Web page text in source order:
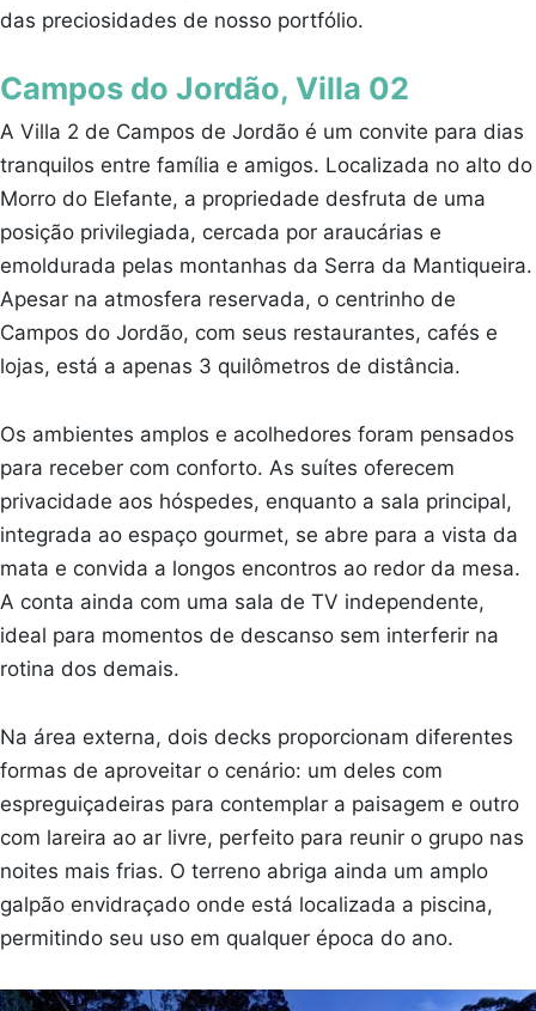
das preciosidades de nosso portfólio.
Campos do Jordão, Villa 02
A Villa 2 de Campos de Jordão é um convite para dias
tranquilos entre família e amigos. Localizada no alto do
Morro do Elefante, a propriedade desfruta de uma
posição privilegiada, cercada por araucárias e
emoldurada pelas montanhas da Serra da Mantiqueira.
Apesar na atmosfera reservada, o centrinho de
Campos do Jordão, com seus restaurantes, cafés e
lojas, está a apenas 3 quilômetros de distância.
Os ambientes amplos e acolhedores foram pensados
para receber com conforto. As suítes oferecem
privacidade aos hóspedes, enquanto a sala principal,
integrada ao espaço gourmet, se abre para a vista da
mata e convida a longos encontros ao redor da mesa.
A conta ainda com uma sala de TV independente,
ideal para momentos de descanso sem interferir na
rotina dos demais.
Na área externa, dois decks proporcionam diferentes
formas de aproveitar o cenário: um deles com
espreguiçadeiras para contemplar a paisagem e outro
com lareira ao ar livre, perfeito para reunir o grupo nas
noites mais frias. O terreno abriga ainda um amplo
galpão envidraçado onde está localizada a piscina,
permitindo seu uso em qualquer época do ano.